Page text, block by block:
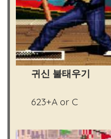
귀신 불태우기
623+A or C